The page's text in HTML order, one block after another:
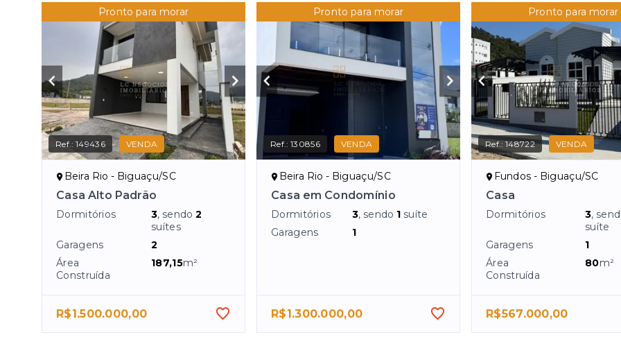
Pronto para morar
Ref.:149436 VENDA
Beira Rio - Biguaçu/SC
Casa Alto Padrão
Dormitórios 3, sendo2
suítes
Garagens
2
Área
Construída
187,15m²
R$1.500.000,00
Pronto para morar
Ref.:130856 VENDA
Beira Rio - Biguaçu/SC
Casa em Condomínio
Dormitórios 3, sendo 1 suíte
Garagens
1
R$1.300.000,00
Pronto para morar
Ref.:148722 VENDA
Fundos - Biguaçu/SC
Casa
Dormitórios 3,
suíte
Garagens
1
Área
Construída
80m²
R$567.000,00